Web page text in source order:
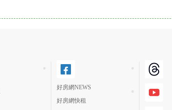
上架日
刷新時
好房網NEWS
好房網快租